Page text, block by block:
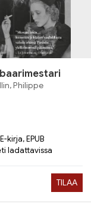
Philippe
E-kirja, EPUB
ladattavissa
TILAA